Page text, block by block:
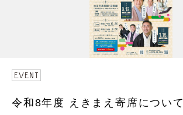
令和8年度 えきまえ寄席について